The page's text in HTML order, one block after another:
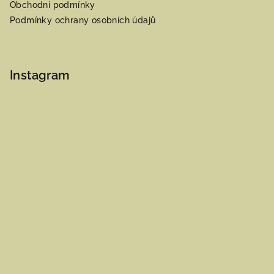
Obchodní podmínky
Podmínky ochrany osobních údajů
Instagram